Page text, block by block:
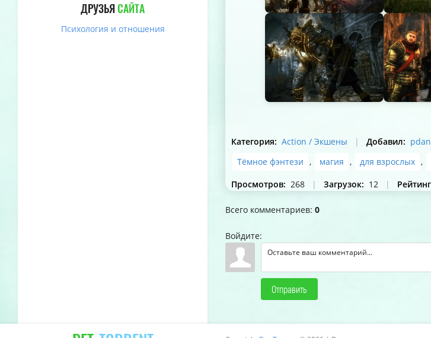
ДРУЗЬЯСАЙТА
Психология и отношения
Категория: Action / Экшены | Добавил:
Тёмное фэнтези , магия , для взрослых ,
Просмотров: 268 | Загрузок: 12 | Рейтинг
Всего комментариев: 0
Войдите:
Отправить